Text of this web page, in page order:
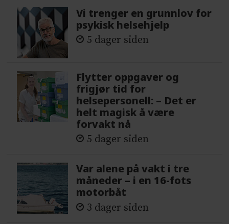
Vi trenger en grunnlov for
psykisk helsehjelp
5 dager siden
Flytter oppgaver og
frigjør tid for
helsepersonell: – Det er
helt magisk å være
forvakt nå
5 dager siden
Var alene på vakt i tre
måneder – i en 16-fots
motorbåt
3 dager siden